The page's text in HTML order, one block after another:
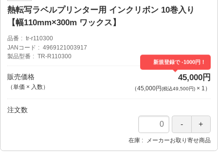
熱転写ラベルプリンター用 インクリボン 10巻入り
【幅110mm×300m ワックス】
品番
tr-r110300
JANコード
4969121003917
製品型番
TR-R110300
販売価格
（単価 × 入数）
新規登録で -1000円！
45,000円
（45,000円(税込49,500円)× 1 ）
注文数
在庫 メーカーお取り寄せ商品